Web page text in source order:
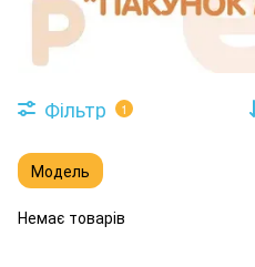
Фільтр 1
Модель
Немає товарів